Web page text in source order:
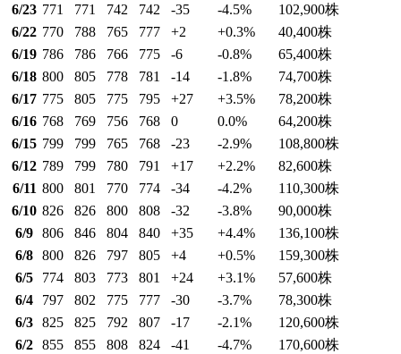
6/23 771 771 742 742 -35 -4.5% 102,900株
6/22 770 788 765 777 +2 +0.3% 40,400株
6/19 786 786 766 775 -6 -0.8% 65,400株
6/18 800 805 778 781 -14 -1.8% 74,700株
6/17 775 805 775 795 +27 +3.5% 78,200株
6/16 768 769 756 768 0 0.0% 64,200株
6/15 799 799 765 768 -23 -2.9% 108,800株
6/12 789 799 780 791 +17 +2.2% 82,600株
6/11 800 801 770 774 -34 -4.2% 110,300株
6/10 826 826 800 808 -32 -3.8% 90,000株
6/9 806 846 804 840 +35 +4.4% 136,100株
6/8 800 826 797 805 +4 +0.5% 159,300株
6/5
774 803 773 801 +24 +3.1% 57,600株
6/4
797 802 775 777 -30 -3.7% 78,300株
6/3 825 825 792 807 -17 -2.1% 120,600株
6/2 855 855 808 824 -41 -4.7% 170,600株